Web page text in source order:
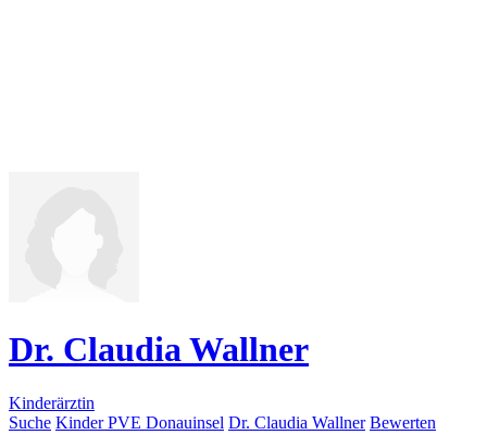
Dr. Claudia Wallner
Kinderärztin
Suche Kinder PVE Donauinsel Dr. Claudia Wallner Bewerten